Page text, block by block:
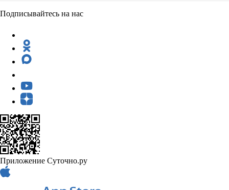
Подписывайтесь на нас
Приложение Суточно.ру